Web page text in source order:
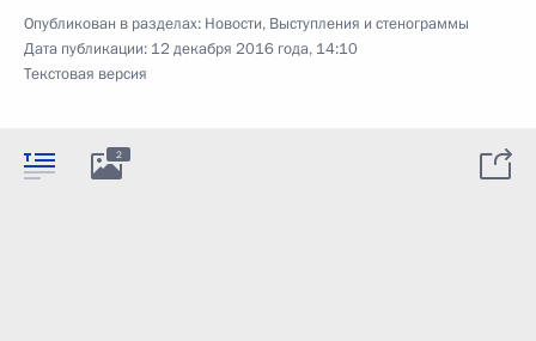
Опубликован в разделах: Новости, Выступления и стенограммы
Дата публикации: 12 декабря 2016 года, 14:10
Текстовая версия
2